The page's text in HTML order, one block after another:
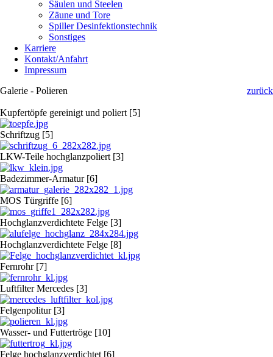
Säulen und Steelen
Zäune und Tore
Spiller Desinfektionstechnik
Sonstiges
Karriere
Kontakt/Anfahrt
Impressum
Galerie - Polieren
zurück
Kupfertöpfe gereinigt und poliert [5]
Schriftzug [5]
LKW-Teile hochglanzpoliert [3]
Badezimmer-Armatur [6]
MOS Türgriffe [6]
Hochglanzverdichtete Felge [3]
Hochglanzverdichtete Felge [8]
Fernrohr [7]
Luftfilter Mercedes [3]
Felgenpolitur [3]
Wasser- und Futtertröge [10]
Felge hochglanzverdichtet [6]